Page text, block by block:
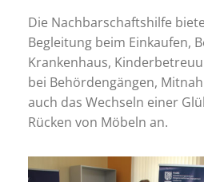
Die Nachbarschaftshilfe
Begleitung beim Einkaufen,
Krankenhaus,
bei Behördengängen,
auch das Wechseln einer
Rücken von Möbeln an.